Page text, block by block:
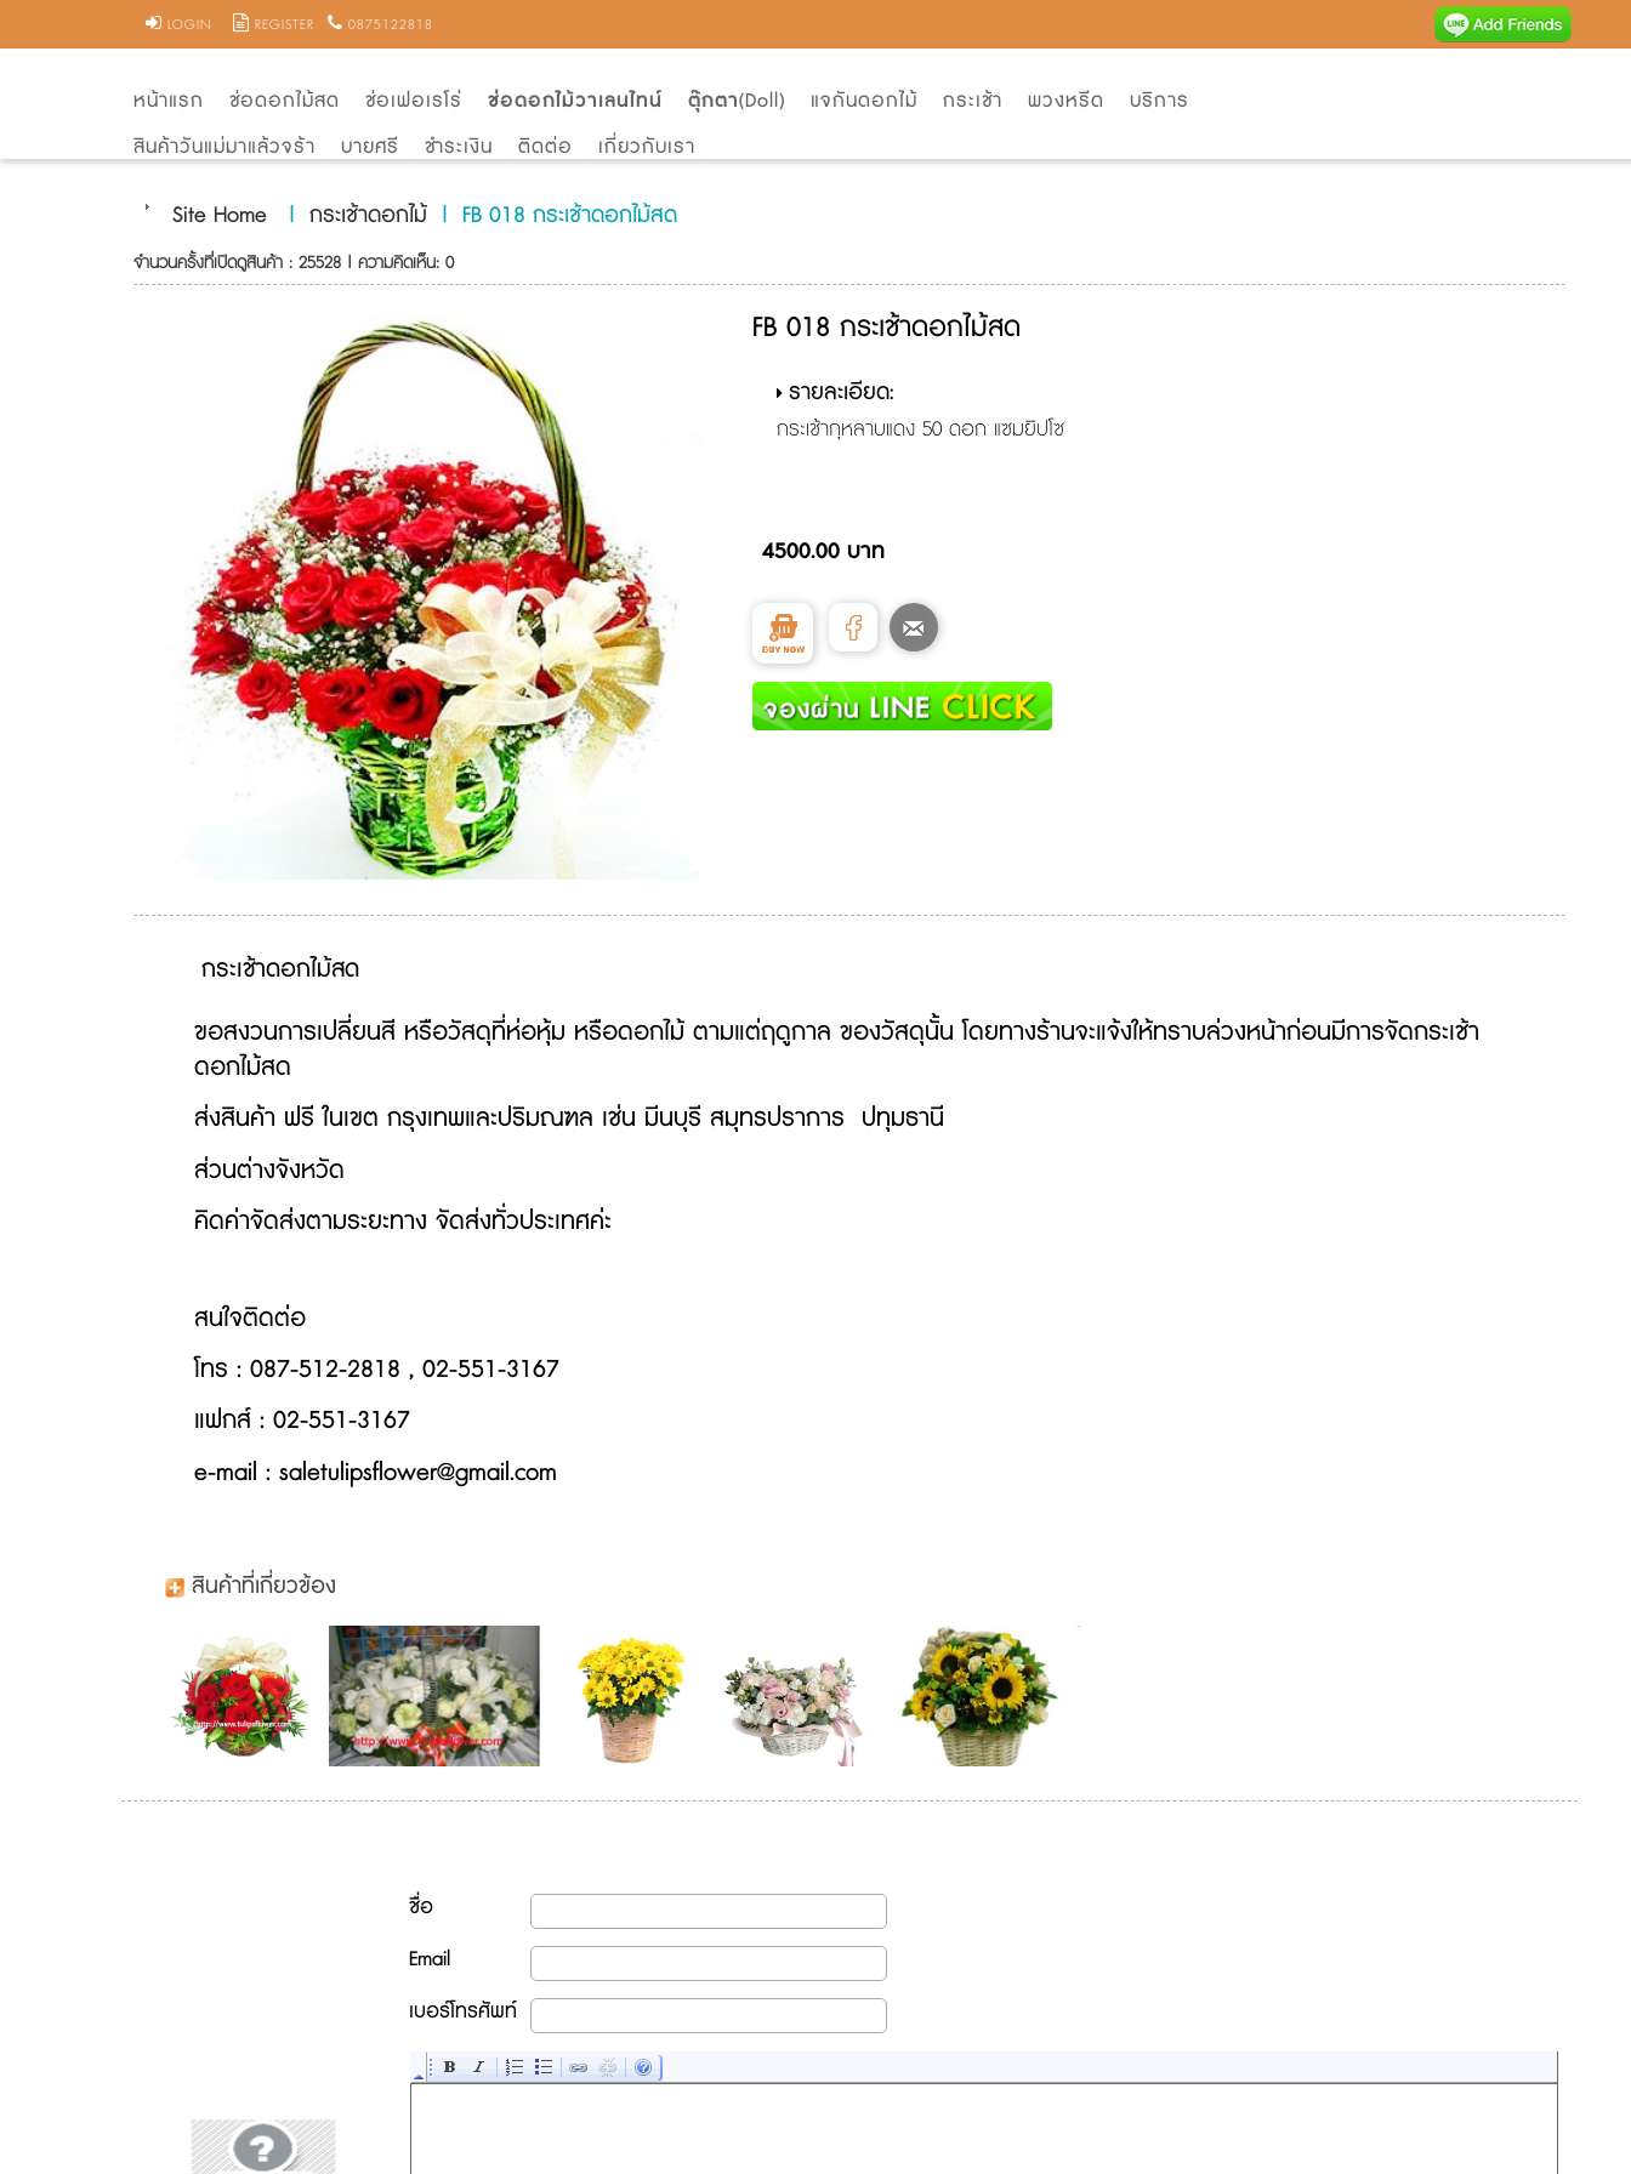
LOGIN REGISTER 0875122818
หน้าแรก ช่อดอกไม้สด ช่อเฟอเรโร่ ช่อดอกไม้วาเลนไทน์ ตุ๊กตา(Doll) แจกันดอกไม้ กระเช้า พวงหรีด
บริการ
สินค้าวันแม่มาแล้วจร้า
บายศรี ชำระเงิน ติดต่อ เกี่ยวกับเรา
Site Home | กระเช้าดอกไม้ | FB 018 กระเช้าดอกไม้สด
จำนวนครั้งที่เปิดดูสินค้า : 25528 | ความคิดเห็น: 0
FB 018 กระเช้าดอกไม้สด
รายละเอียด:
กระเช้ากุหลาบแดง 50 ดอก แซมยิปโซ
4500.00 บาท
กระเช้าดอกไม้สด
ขอสงวนการเปลี่ยนสี หรือวัสดุที่ห่อหุ้ม หรือดอกไม้ ตามแต่ฤดูกาล ของวัสดุนั้น โดยทางร้านจะแจ้งให้ทราบล่วงหน้าก่อนมีการจัดกระเช้า
ดอกไม้สด
ส่งสินค้า ฟรี ในเขต กรุงเทพและปริมณฑล เช่น มีนบุรี สมุทรปราการ ปทุมธานี
ส่วนต่างจังหวัด
คิดค่าจัดส่งตามระยะทาง จัดส่งทั่วประเทศค่ะ
สนใจติดต่อ
โทร : 087-512-2818 , 02-551-3167
แฟกส์ : 02-551-3167
e-mail : saletulipsflower@gmail.com
สินค้าที่เกี่ยวข้อง
ชื่อ
Email
เบอร์โทรศัพท์